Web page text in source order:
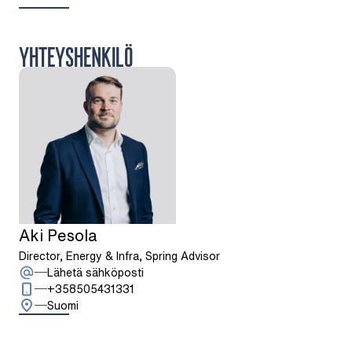
YHTEYSHENKILÖ
Aki Pesola
Director, Energy & Infra, Spring Advisor
Lähetä sähköposti
+358505431331
Suomi